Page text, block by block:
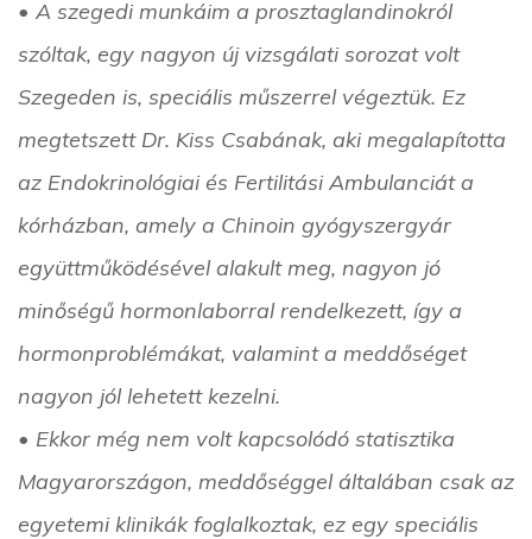
• A szegedi munkáim a prosztaglandinokról
szóltak, egy nagyon új vizsgálati sorozat volt
Szegeden is, speciális műszerrel végeztük. Ez
megtetszett Dr. Kiss Csabának, aki megalapította
az Endokrinológiai és Fertilitási Ambulanciát a
kórházban, amely a Chinoin gyógyszergyár
együttműködésével alakult meg, nagyon jó
minőségű hormonlaborral rendelkezett, így a
hormonproblémákat, valamint a meddőséget
nagyon jól lehetett kezelni.
• Ekkor még nem volt kapcsolódó statisztika
Magyarországon, meddőséggel általában csak az
egyetemi klinikák foglalkoztak, ez egy speciális